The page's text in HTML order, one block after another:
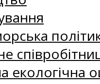
екологічна